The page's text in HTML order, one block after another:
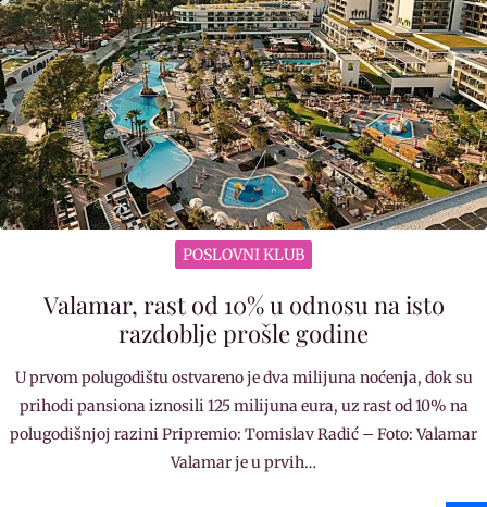
POSLOVNI KLUB
Valamar, rast od 10% u odnosu na isto
razdoblje prošle godine
U prvom polugodištu ostvareno je dva milijuna noćenja, dok su
prihodi pansiona iznosili 125 milijuna eura, uz rast od 10% na
polugodišnjoj razini Pripremio: Tomislav Radić – Foto: Valamar
Valamar je u prvih…